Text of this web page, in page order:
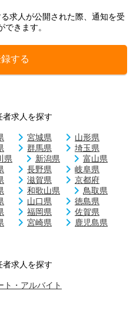
求人が公開された際、通知を受
できます。
する
者求人を探す
宮城県
山形県
群馬県
埼玉県
県 新潟県
富山県
長野県
岐阜県
滋賀県
京都府
和歌山県
鳥取県
山口県
徳島県
福岡県
佐賀県
宮崎県
鹿児島県
者求人を探す
ト・アルバイト